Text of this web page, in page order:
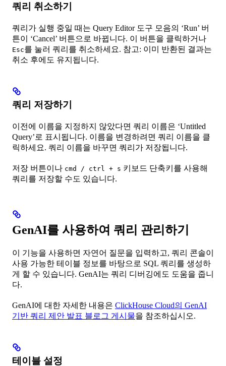
쿼리 취소하기
쿼리가 실행 중일 때는 Query Editor 도구 모음의 ‘Run’ 버
튼이 ‘Cancel’ 버튼으로 바뀝니다. 이 버튼을 클릭하거나
Esc를 눌러 쿼리를 취소하세요. 참고: 이미 반환된 결과는
취소 후에도 유지됩니다.
쿼리 저장하기
이전에 이름을 지정하지 않았다면 쿼리 이름은 ‘Untitled
Query’로 표시됩니다. 이름을 변경하려면 쿼리 이름을 클
릭하세요. 쿼리 이름을 바꾸면 쿼리가 저장됩니다.
저장 버튼이나 cmd / ctrl + s 키보드 단축키를 사용해
쿼리를 저장할 수도 있습니다.
GenAI를 사용하여 쿼리 관리하기
이 기능을 사용하면 자연어 질문을 입력하고, 쿼리 콘솔이
사용 가능한 테이블 정보를 바탕으로 SQL 쿼리를 생성하
게 할 수 있습니다. GenAI는 쿼리 디버깅에도 도움을 줍니
다.
GenAI에 대한 자세한 내용은 ClickHouse Cloud의 GenAI
기반 쿼리 제안 발표 블로그 게시물을 참조하십시오.
테이블 설정